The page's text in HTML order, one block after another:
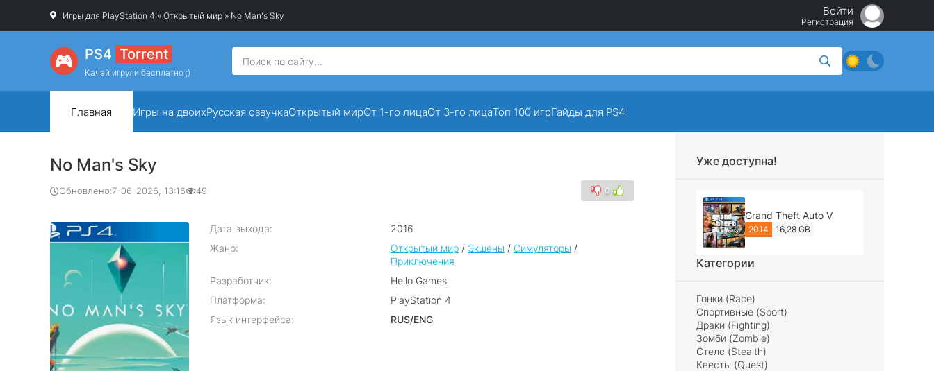
Игры для PlayStation 4 » Открытый мир » No Man's Sky Войти
Регистрация
PS4 Torrent
Качай игрули бесплатно ;)
Главная Игры на двоихРусская озвучкаОткрытый мирОт 1-го лицаОт 3-го лицаТоп 100 игрГайды для PS4
No Man's Sky
Обновлено:7-06-2026, 13:16 49 0
Дата выхода:
2016
Жанр:
Открытый мир / Экшены / Симуляторы /
Приключения
Разработчик:
Hello Games
Платформа:
PlayStation 4
Язык интерфейса:
RUS/ENG
Уже доступна!
Grand Theft Auto V
2014 16,28 GB
Категории
Гонки (Race)
Спортивные (Sport)
Драки (Fighting)
Зомби (Zombie)
Стелс (Stealth)
Квесты (Quest)